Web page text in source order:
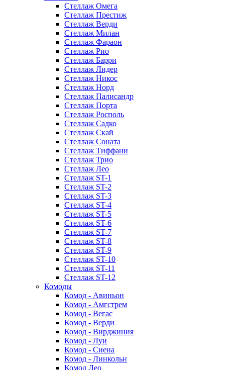
Стеллаж Омега
Стеллаж Престиж
Стеллаж Верди
Стеллаж Милан
Стеллаж Фараон
Стеллаж Рио
Стеллаж Барри
Стеллаж Лидер
Стеллаж Никос
Стеллаж Норд
Стеллаж Палисандр
Стеллаж Порта
Стеллаж Росполь
Стеллаж Садко
Стеллаж Скай
Стеллаж Соната
Стеллаж Тиффани
Стеллаж Трио
Стеллаж Лео
Стеллаж ST-1
Стеллаж ST-2
Стеллаж ST-3
Стеллаж ST-4
Стеллаж ST-5
Стеллаж ST-6
Стеллаж ST-7
Стеллаж ST-8
Стеллаж ST-9
Стеллаж ST-10
Стеллаж ST-11
Стеллаж ST-12
Комоды
Комод - Авиньон
Комод - Амгстрем
Комод - Вегас
Комод - Верди
Комод - Вирджиния
Комод - Луи
Комод - Сиена
Комод - Линкольн
Комод Лео